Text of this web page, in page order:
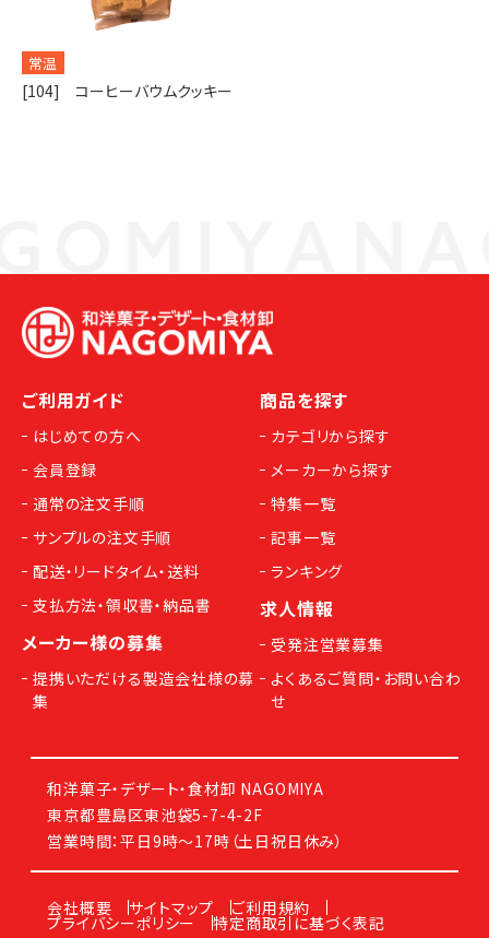
常温
[104] コーヒーバウムクッキー
ご利用ガイド
はじめての方へ
会員登録
通常の注文手順
サンプルの注文手順
配送・リードタイム・送料
支払方法・領収書・納品書
メーカー様の募集
提携いただける製造会社様の募
集
商品を探す
カテゴリから探す
メーカーから探す
特集一覧
記事一覧
ランキング
求人情報
受発注営業募集
よくあるご質問・お問い合わ
せ
和洋菓子・デザート・食材卸 NAGOMIYA
東京都豊島区東池袋5-7-4-2F
営業時間：平日9時～17時（土日祝日休み）
会社概要 サイトマップ ご利用規約
プライバシーポリシー 特定商取引に基づく表記